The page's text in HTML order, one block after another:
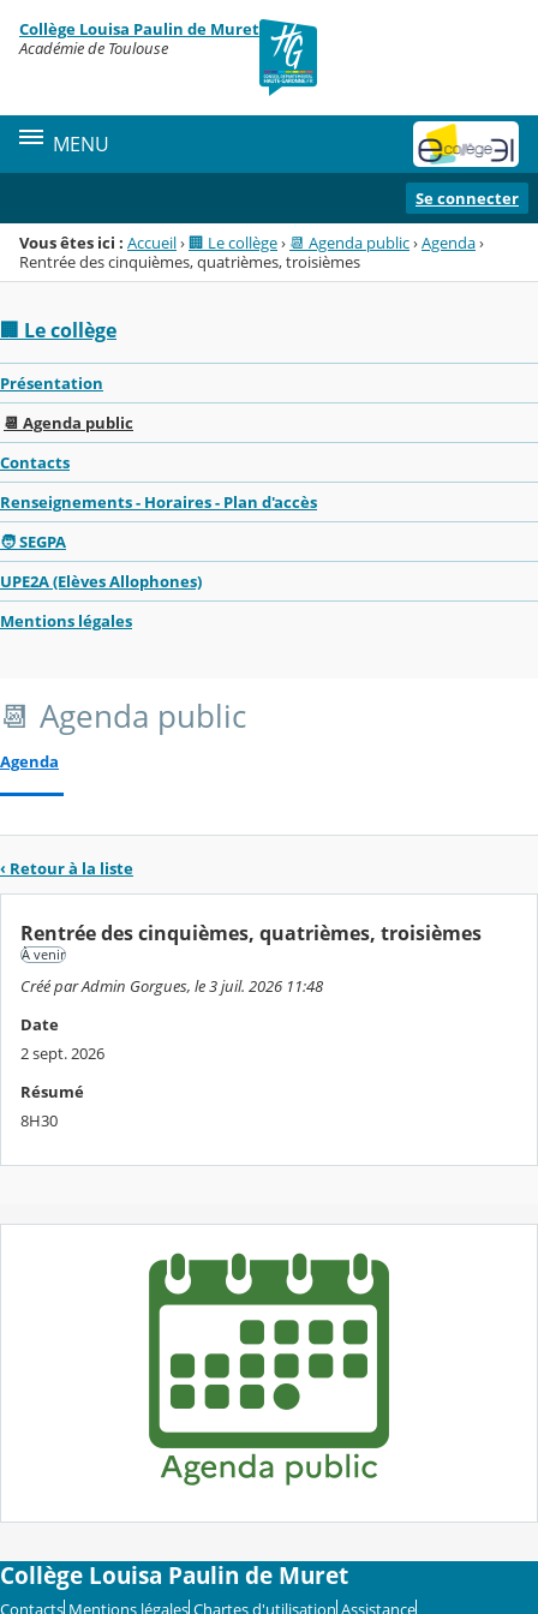
Menu de la rubrique
Contenu
Collège Louisa Paulin de Muret
Académie de Toulouse
MENU
Se connecter
Vous êtes ici : Accueil›🏢 Le collège› 📆 Agenda public›Agenda›
Rentrée des cinquièmes, quatrièmes, troisièmes
🏢 Le collège
Présentation
📆 Agenda public
Contacts
Renseignements - Horaires - Plan d'accès
🧑 SEGPA
UPE2A (Elèves Allophones)
Mentions légales
📆 Agenda public
Agenda
‹ Retour à la liste
Rentrée des cinquièmes, quatrièmes, troisièmes
À venir
Créé par Admin Gorgues, le 3 juil. 2026 11:48
Date
2 sept. 2026
Résumé
8H30
Collège Louisa Paulin de Muret